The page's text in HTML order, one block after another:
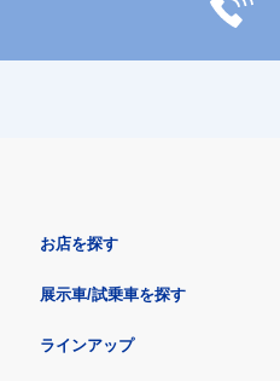
お店を探す
展示車/試乗車を探す
ラインアップ